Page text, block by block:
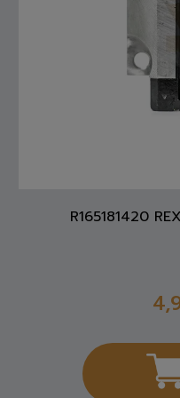
R165181420